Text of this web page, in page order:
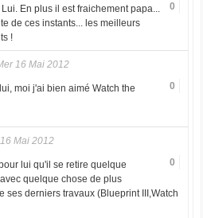
0
En plus il est fraichement papa...
de ces instants... les meilleurs
!
16 Mai 2012
0
moi j'ai bien aimé Watch the
Mai 2012
0
lui qu'il se retire quelque
quelque chose de plus
ses derniers travaux (Blueprint III,Watch